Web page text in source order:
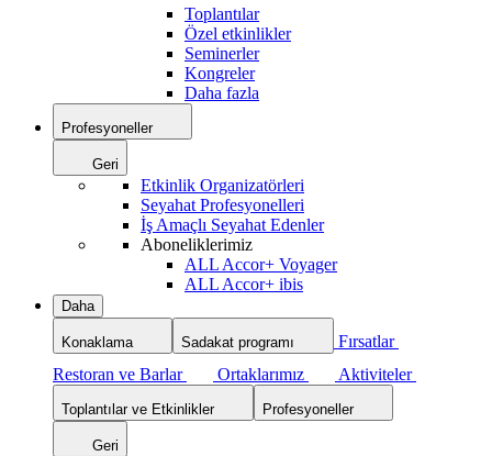
Toplantılar
Özel etkinlikler
Seminerler
Kongreler
Daha fazla
Profesyoneller
Geri
Etkinlik Organizatörleri
Seyahat Profesyonelleri
İş Amaçlı Seyahat Edenler
Aboneliklerimiz
ALL Accor+ Voyager
ALL Accor+ ibis
Daha
Konaklama Sadakat programı
Fırsatlar
Restoran ve Barlar
Ortaklarımız Aktiviteler
Toplantılar ve Etkinlikler Profesyoneller
Geri